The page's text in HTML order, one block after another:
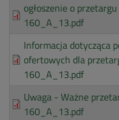
ogłoszenie o
160_A_13.pdf
Informacja dotycząca
ofertowych dla
160_A_13.pdf
Uwaga - Ważne
160_A_13.pdf